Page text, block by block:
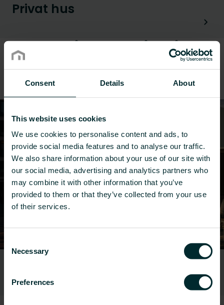
Consent Details About
This website uses cookies
We use cookies to personalise content and ads, to
provide social media features and to analyse our traffic.
We also share information about your use of our site with
our social media, advertising and analytics partners who
may combine it with other information that you’ve
provided to them or that they’ve collected from your use
of their services.
Selection
Necessary
Preferences
Privat hus
Renoveringsapplikationer
Vi tilbyder et bredt udvalg af opvarmnings- og
køleløsninger til renoveringer.